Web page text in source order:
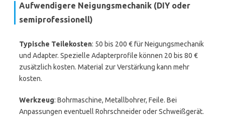
Aufwendigere Neigungsmechanik (DIY oder
semiprofessionell)
Typische Teilekosten: 50 bis 200 € für Neigungsmechanik
und Adapter. Spezielle Adapterprofile können 20 bis 80 €
zusätzlich kosten. Material zur Verstärkung kann mehr
kosten.
Werkzeug: Bohrmaschine, Metallbohrer, Feile. Bei
Anpassungen eventuell Rohrschneider oder Schweißgerät.